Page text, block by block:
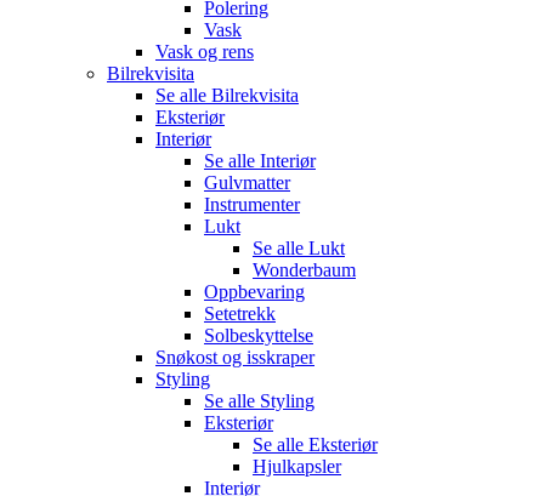
Polering
Vask
Vask og rens
Bilrekvisita
Se alle Bilrekvisita
Eksteriør
Interiør
Se alle Interiør
Gulvmatter
Instrumenter
Lukt
Se alle Lukt
Wonderbaum
Oppbevaring
Setetrekk
Solbeskyttelse
Snøkost og isskraper
Styling
Se alle Styling
Eksteriør
Se alle Eksteriør
Hjulkapsler
Interiør